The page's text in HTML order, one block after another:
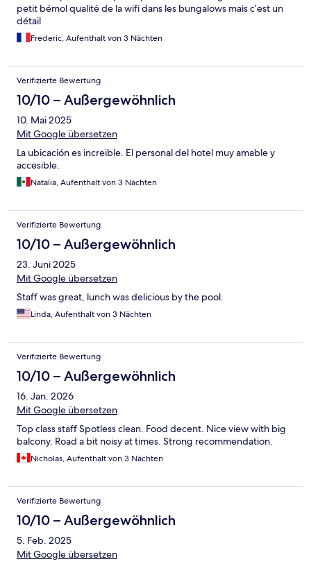
petit bémol qualité de la wifi dans les bungalows mais c’est un
détail
Frederic, Aufenthalt von 3 Nächten
Verifizierte Bewertung
10/10 – Außergewöhnlich
10. Mai 2025
Mit Google übersetzen
La ubicación es increible. El personal del hotel muy amable y
accesible.
Natalia, Aufenthalt von 3 Nächten
Verifizierte Bewertung
10/10 – Außergewöhnlich
23. Juni 2025
Mit Google übersetzen
Staff was great, lunch was delicious by the pool.
Linda, Aufenthalt von 3 Nächten
Verifizierte Bewertung
10/10 – Außergewöhnlich
16. Jan. 2026
Mit Google übersetzen
Top class staff Spotless clean. Food decent. Nice view with big
balcony. Road a bit noisy at times. Strong recommendation.
Nicholas, Aufenthalt von 3 Nächten
Verifizierte Bewertung
10/10 – Außergewöhnlich
5. Feb. 2025
Mit Google übersetzen